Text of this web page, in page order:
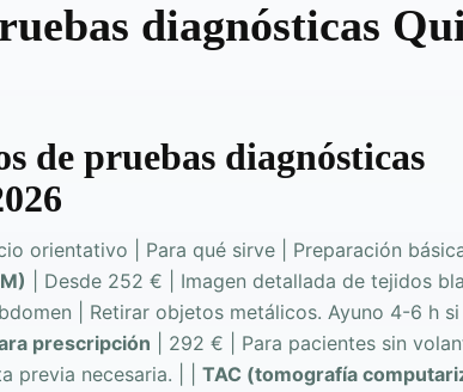
diagnósticas
de pruebas diagnósticas
orientativo | Para qué sirve | Preparación
| Desde 252 € | Imagen detallada de tejidos
| Retirar objetos metálicos. Ayuno 4-6 h
prescripción | 292 € | Para pacientes sin
previa necesaria. | | TAC (tomografía